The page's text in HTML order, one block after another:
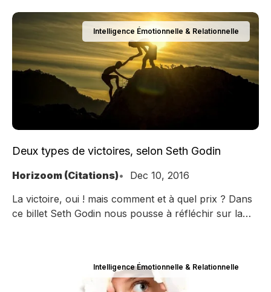
Intelligence Émotionnelle & Relationnelle
Deux types de victoires, selon Seth Godin
Horizoom (Citations)
Dec 10, 2016
La victoire, oui ! mais comment et à quel prix ? Dans
ce billet Seth Godin nous pousse à réfléchir sur la
Intelligence Émotionnelle & Relationnelle